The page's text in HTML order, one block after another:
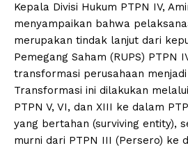
Kepala Divisi Hukum PTPN IV,
menyampaikan bahwa
merupakan tindak lanjut dari
Pemegang Saham (RUPS) PTPN
transformasi perusahaan
Transformasi ini dilakukan
PTPN V, VI, dan XIII ke dalam
yang bertahan (surviving entity),
murni dari PTPN III (Persero) ke